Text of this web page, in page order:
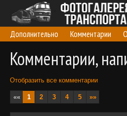
Дополнительно Комментарии
Комментарии,
Отобразить все комментарии
«« 1 2 3 4 5 »»